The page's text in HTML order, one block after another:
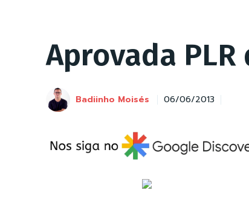
Aprovada PLR
Badiinho Moisés 06/06/2013